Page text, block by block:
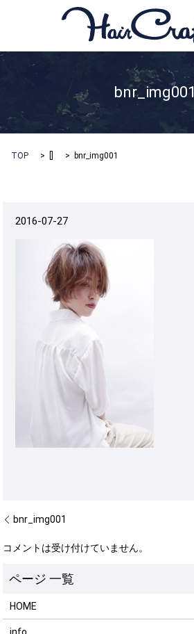
bnr_img001
TOP bnr_img001
2016-07-27
bnr_img001
コメントは受け付けていません。
HOME